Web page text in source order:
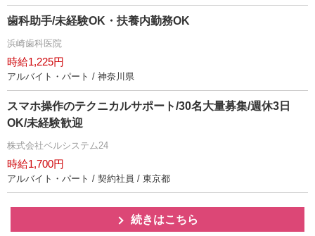
歯科助手/未経験OK・扶養内勤務OK
浜崎歯科医院
時給1,225円
アルバイト・パート / 神奈川県
スマホ操作のテクニカルサポート/30名大量募集/週休3日
OK/未経験歓迎
株式会社ベルシステム24
時給1,700円
アルバイト・パート / 契約社員 / 東京都
続きはこちら